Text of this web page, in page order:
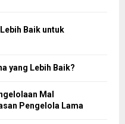
Baik untuk
yang Lebih Baik?
Mal
Pengelola Lama